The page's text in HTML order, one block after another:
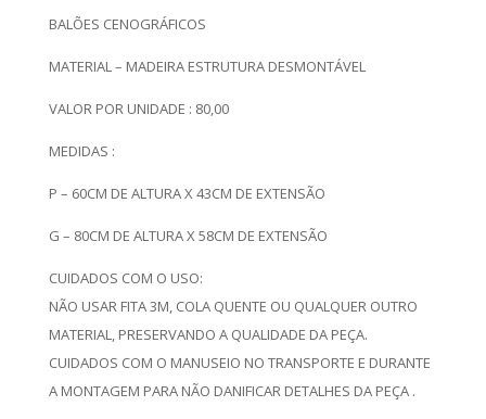
BALÕES CENOGRÁFICOS
MATERIAL – MADEIRA ESTRUTURA DESMONTÁVEL
VALOR POR UNIDADE : 80,00
MEDIDAS :
P – 60CM DE ALTURA X 43CM DE EXTENSÃO
G – 80CM DE ALTURA X 58CM DE EXTENSÃO
CUIDADOS COM O USO:
NÃO USAR FITA 3M, COLA QUENTE OU QUALQUER OUTRO
MATERIAL, PRESERVANDO A QUALIDADE DA PEÇA.
CUIDADOS COM O MANUSEIO NO TRANSPORTE E DURANTE
A MONTAGEM PARA NÃO DANIFICAR DETALHES DA PEÇA .